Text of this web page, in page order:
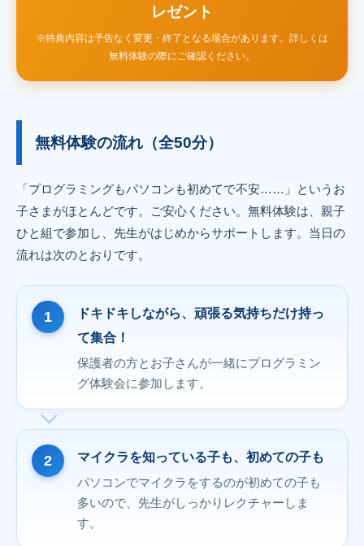
レゼント
※特典内容は予告なく変更・終了となる場合があります。詳しくは
無料体験の際にご確認ください。
無料体験の流れ（全50分）
「プログラミングもパソコンも初めてで不安……」というお
子さまがほとんどです。ご安心ください。無料体験は、親子
ひと組で参加し、先生がはじめからサポートします。当日の
流れは次のとおりです。
ドキドキしながら、頑張る気持ちだけ持っ
て集合！
保護者の方とお子さんが一緒にプログラミン
グ体験会に参加します。
マイクラを知っている子も、初めての子も
パソコンでマイクラをするのが初めての子も
多いので、先生がしっかりレクチャーしま
す。